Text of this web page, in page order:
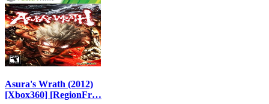
Asura's Wrath (2012)
[Xbox360] [RegionFr…